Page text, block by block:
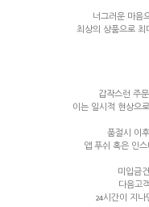
너그러운 마음
최상의 상품으로
갑작스런 주
이는 일시적 현상으
품절시 이
앱 푸쉬 혹은 인
미입금
다음고
24시간이 지